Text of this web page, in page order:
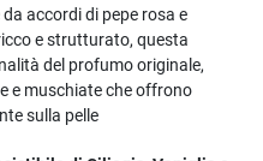
accordi di pepe rosa e
e strutturato, questa
del profumo originale,
e muschiate che offrono
sulla pelle​